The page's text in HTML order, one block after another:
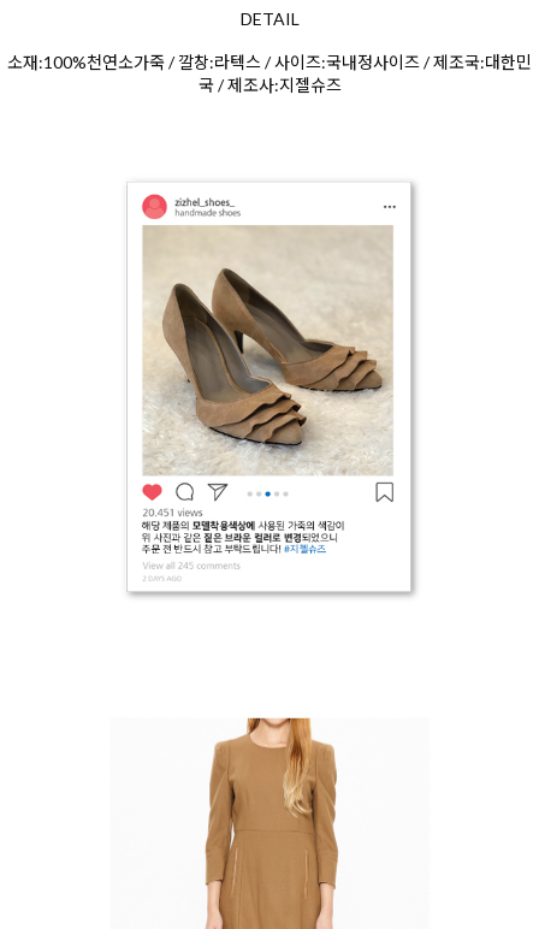
DETAIL
소재:100%천연소가죽 / 깔창:라텍스 / 사이즈:국내정사이즈 / 제조국:대한민
국 / 제조사:지젤슈즈